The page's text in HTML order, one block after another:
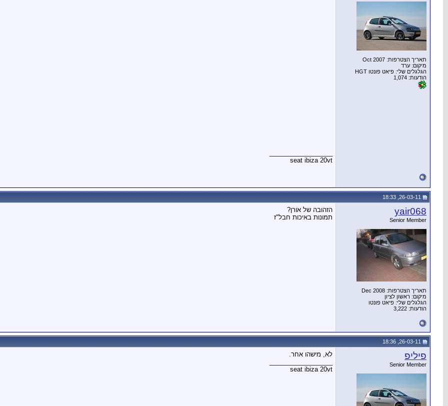
תאריך הצטרפות: Oct 2007
מיקום: ערד
הגלגלים שלי: פיאט פונטו HGT
הודעות: 1,074
seat ibiza 20vt
yair068
Senior Member
תאריך הצטרפות: Dec 2008
מיקום: ראשון לציון
הגלגלים שלי: פיאט פונטו
הודעות: 3,222
הזהובה של אורן?
תמונות באיכות חבל"ז
פיליפ
Senior Member
לא, מישהו אחר.
seat ibiza 20vt